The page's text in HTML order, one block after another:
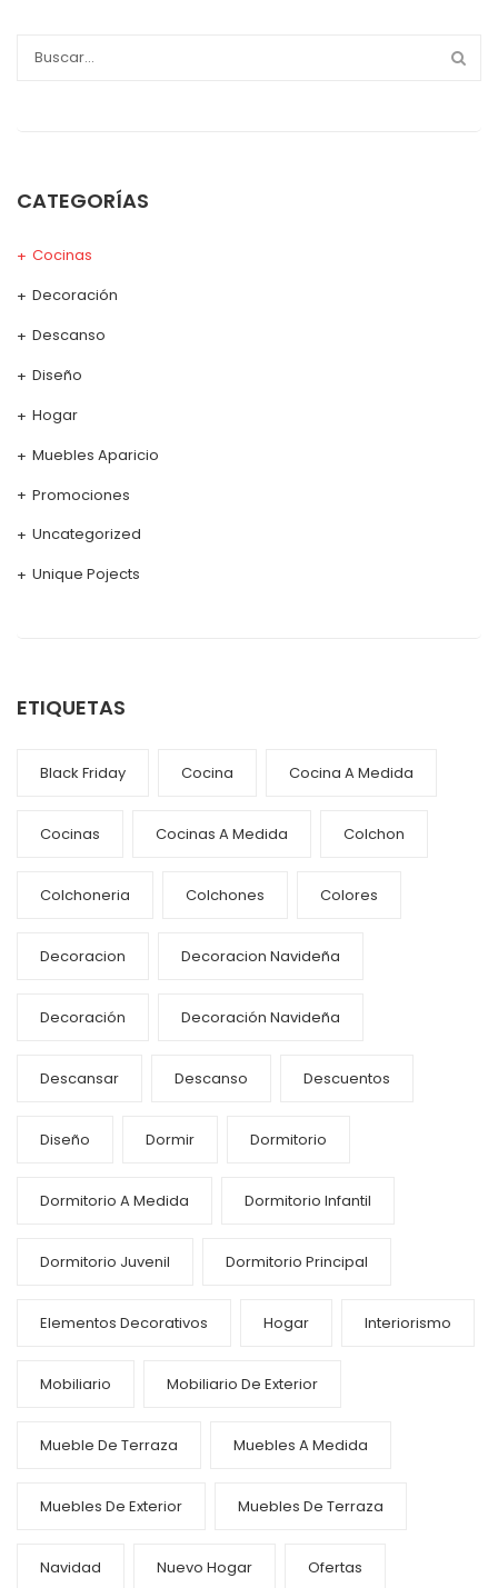
CATEGORÍAS
Cocinas
Decoración
Descanso
Diseño
Hogar
Muebles Aparicio
Promociones
Uncategorized
Unique Pojects
ETIQUETAS
Black Friday Cocina Cocina A Medida
Cocinas Cocinas A Medida Colchon
Colchoneria Colchones Colores
Decoracion Decoracion Navideña
Decoración Decoración Navideña
Descansar Descanso Descuentos
Diseño Dormir Dormitorio
Dormitorio A Medida Dormitorio Infantil
Dormitorio Juvenil Dormitorio Principal
Elementos Decorativos Hogar Interiorismo
Mobiliario Mobiliario De Exterior
Mueble De Terraza Muebles A Medida
Muebles De Exterior Muebles De Terraza
Navidad Nuevo Hogar Ofertas